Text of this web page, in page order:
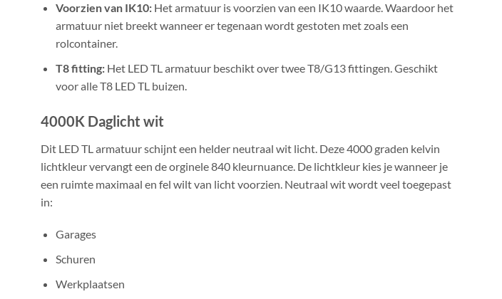
Voorzien van IK10:Het armatuur is voorzien van een IK10 waarde. Waardoor het
armatuur niet breekt wanneer er tegenaan wordt gestoten met zoals een
rolcontainer.
T8 fitting:Het LED TL armatuur beschikt over twee T8/G13 fittingen. Geschikt
voor alle T8 LED TL buizen.
4000K Daglicht wit
Dit LED TL armatuur schijnt een helder neutraal wit licht. Deze 4000 graden kelvin
lichtkleur vervangt een de orginele 840 kleurnuance. De lichtkleur kies je wanneer je
een ruimte maximaal en fel wilt van licht voorzien. Neutraal wit wordt veel toegepast
in:
Garages
Schuren
Werkplaatsen